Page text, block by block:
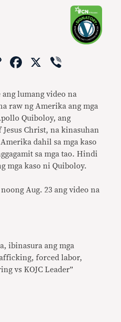
CopyFacebook
X
lumang video na
raw ng Amerika ang mga
Quiboloy, ang
Christ, na kinasuhan
dahil sa mga kaso
sa mga tao. Hindi
mga kaso ni Quiboloy.
Aug. 23 ang video na
ibinasura ang mga
forced labor,
vs KOJC Leader”